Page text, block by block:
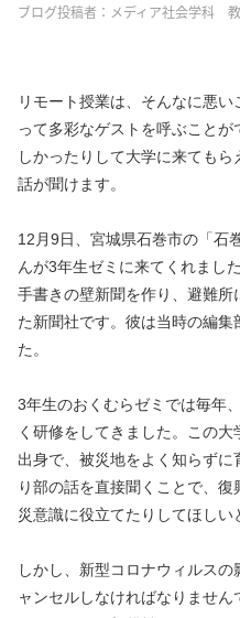
ブログ投稿者：メディア社会学
リモート授業は、そんなに悪
って多彩なゲストを呼ぶこと
しかったりして大学に来ても
話が聞けます。
12月9日、宮城県石巻市の「石
んが3年生ゼミに来てくれまし
手書きの壁新聞を作り、避難
た新聞社です。彼は当時の編
た。
3年生のおくむらゼミでは毎年
く研修をしてきました。この
出身で、被災地をよく知らず
り部の話を直接聞くことで、
災意識に役立てたりしてほしい
しかし、新型コロナウィルス
ャンセルしなければなりませ